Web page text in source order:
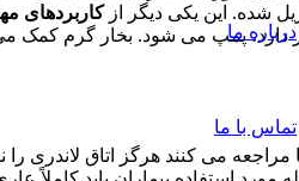
درباره ما
تماس با ما
شده. این یکی دیگر ازکاربردهای
دارد، پمپ می شود. بخار گرم کمک
مراجعه می کنند هرگز اتاق